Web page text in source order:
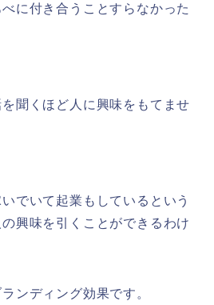
に付き合うことすらなかった
聞くほど人に興味をもてませ
でいて起業もしているという
興味を引くことができるわけ
ンディング効果です。